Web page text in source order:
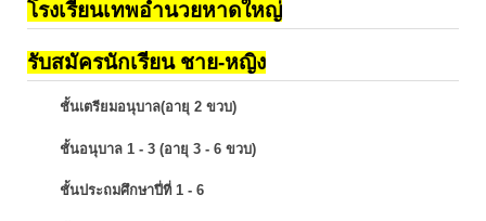
โรงเรียนเทพอำนวยหาดใหญ่
รับสมัครนักเรียน ชาย-หญิง
ชั้นเตรียมอนุบาล(อายุ 2 ขวบ)
ชั้นอนุบาล 1 - 3 (อายุ 3 - 6 ขวบ)
ชั้นประถมศึกษาปี่ที่ 1 - 6